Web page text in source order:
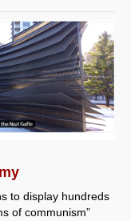
to display hundreds
of communism”